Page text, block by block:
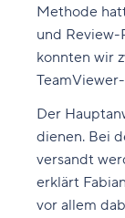
Methode
und Review-
konnten wir
Der
dienen. Bei
versandt
erklärt
vor allem